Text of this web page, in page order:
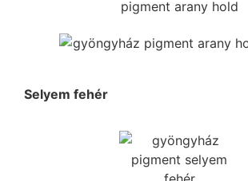
Selyem fehér